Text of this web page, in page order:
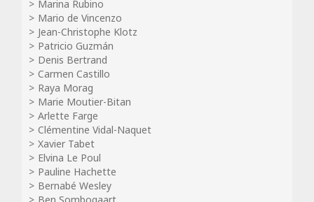
Marina Rubino
Mario de Vincenzo
Jean-Christophe Klotz
Patricio Guzmán
Denis Bertrand
Carmen Castillo
Raya Morag
Marie Moutier-Bitan
Arlette Farge
Clémentine Vidal-Naquet
Xavier Tabet
Elvina Le Poul
Pauline Hachette
Bernabé Wesley